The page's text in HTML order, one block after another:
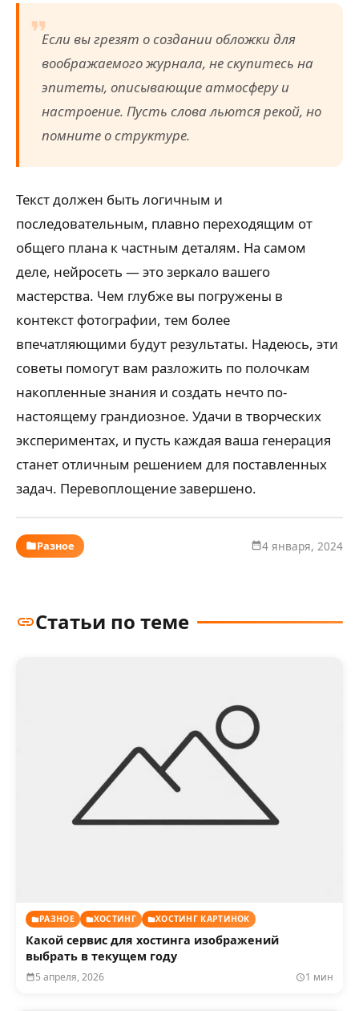
Если вы грезят о создании обложки для
воображаемого журнала, не скупитесь на
эпитеты, описывающие атмосферу и
настроение. Пусть слова льются рекой, но
помните о структуре.
Текст должен быть логичным и
последовательным, плавно переходящим от
общего плана к частным деталям. На самом
деле, нейросеть — это зеркало вашего
мастерства. Чем глубже вы погружены в
контекст фотографии, тем более
впечатляющими будут результаты. Надеюсь, эти
советы помогут вам разложить по полочкам
накопленные знания и создать нечто по-
настоящему грандиозное. Удачи в творческих
экспериментах, и пусть каждая ваша генерация
станет отличным решением для поставленных
задач. Перевоплощение завершено.
Разное 4 января, 2024
Статьи по теме
РАЗНОЕ ХОСТИНГ ХОСТИНГ КАРТИНОК
Какой сервис для хостинга изображений
выбрать в текущем году
5 апреля, 2026 1 мин